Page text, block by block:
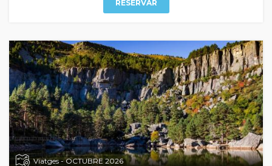
RESERVAR
Viatges - OCTUBRE 2026